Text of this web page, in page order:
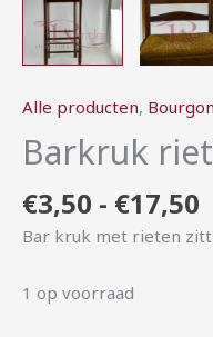
Alle producten,
Barkruk
€3,50 - €17,50
Bar kruk met rieten
1 op voorraad